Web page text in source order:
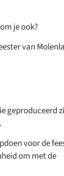
je ook?
van
geproduceerd
voor de
om met de